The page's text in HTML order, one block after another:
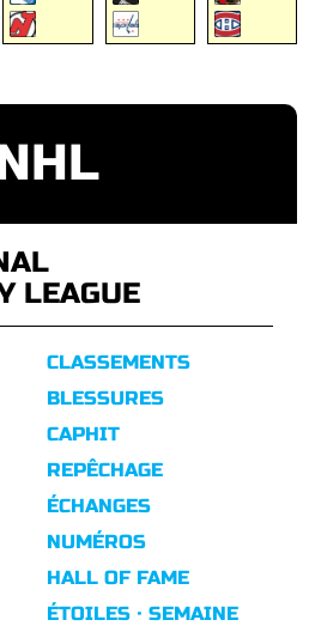
LEAGUE
CLASSEMENTS
BLESSURES
CAPHIT
REPÊCHAGE
ÉCHANGES
NUMÉROS
HALL OF FAME
ÉTOILES · SEMAINE